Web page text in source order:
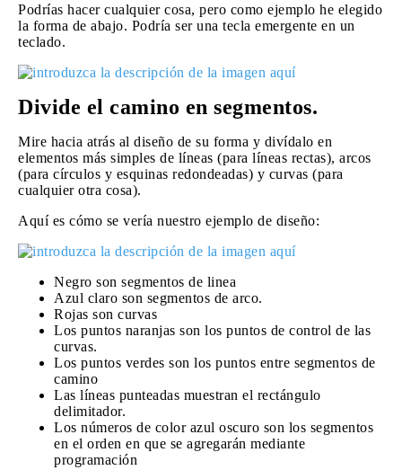
Podrías hacer cualquier cosa, pero como ejemplo he elegido
la forma de abajo. Podría ser una tecla emergente en un
teclado.
Divide el camino en segmentos.
Mire hacia atrás al diseño de su forma y divídalo en
elementos más simples de líneas (para líneas rectas), arcos
(para círculos y esquinas redondeadas) y curvas (para
cualquier otra cosa).
Aquí es cómo se vería nuestro ejemplo de diseño:
Negro son segmentos de linea
Azul claro son segmentos de arco.
Rojas son curvas
Los puntos naranjas son los puntos de control de las
curvas.
Los puntos verdes son los puntos entre segmentos de
camino
Las líneas punteadas muestran el rectángulo
delimitador.
Los números de color azul oscuro son los segmentos
en el orden en que se agregarán mediante
programación